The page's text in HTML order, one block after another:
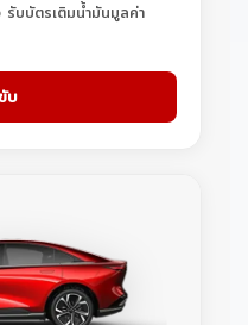
รับบัตรเติมน้ำมันมูลค่า
บ